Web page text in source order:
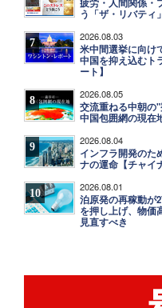
う「ザ・リバティ
7 2026.08.03
米中間選挙に向け
中国を抑え込むト
ート】
8 2026.08.05
交流重ねる中朝の
中国包囲網の現在
9 2026.08.04
インフラ開発のた
ナの運命【チャイ
10 2026.08.01
泊原発の再稼動が
を押し上げ、物価
見直すべき